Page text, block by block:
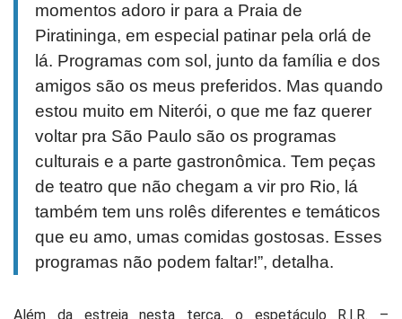
momentos adoro ir para a Praia de
Piratininga, em especial patinar pela orlá de
lá. Programas com sol, junto da família e dos
amigos são os meus preferidos. Mas quando
estou muito em Niterói, o que me faz querer
voltar pra São Paulo são os programas
culturais e a parte gastronômica. Tem peças
de teatro que não chegam a vir pro Rio, lá
também tem uns rolês diferentes e temáticos
que eu amo, umas comidas gostosas. Esses
programas não podem faltar!”, detalha.
Além da estreia nesta terça, o espetáculo R.I.R. –